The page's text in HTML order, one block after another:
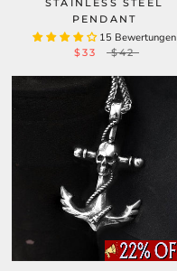
STAINLESS STEEL
PENDANT
15 Bewertungen
$33 $42